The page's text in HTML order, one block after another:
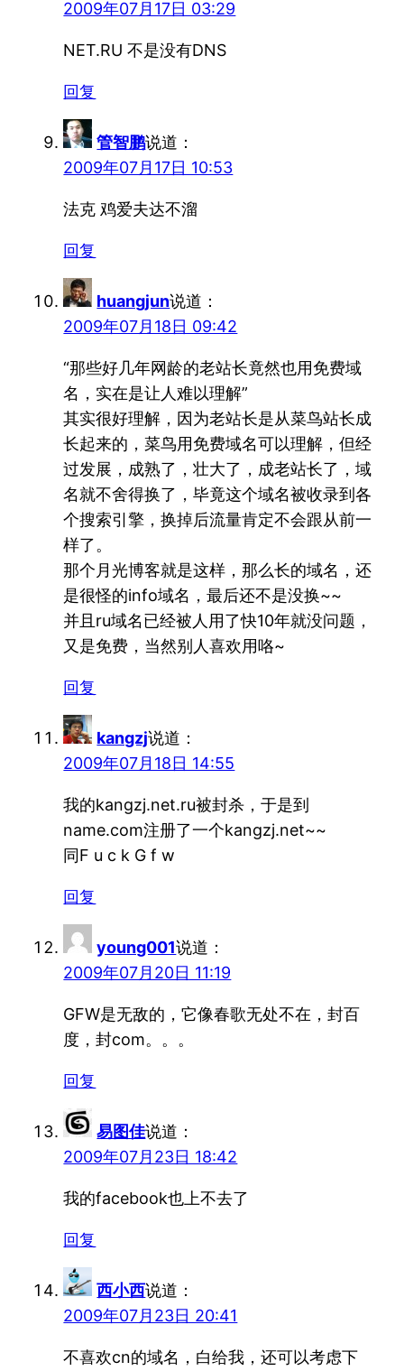
2009年07月17日 03:29
NET.RU 不是没有DNS
回复
管智鹏说道：
2009年07月17日 10:53
法克 鸡爱夫达不溜
回复
huangjun说道：
2009年07月18日 09:42
“那些好几年网龄的老站长竟然也用免费域
名，实在是让人难以理解”
其实很好理解，因为老站长是从菜鸟站长成
长起来的，菜鸟用免费域名可以理解，但经
过发展，成熟了，壮大了，成老站长了，域
名就不舍得换了，毕竟这个域名被收录到各
个搜索引擎，换掉后流量肯定不会跟从前一
样了。
那个月光博客就是这样，那么长的域名，还
是很怪的info域名，最后还不是没换~~
并且ru域名已经被人用了快10年就没问题，
又是免费，当然别人喜欢用咯~
回复
kangzj说道：
2009年07月18日 14:55
我的kangzj.net.ru被封杀，于是到
name.com注册了一个kangzj.net~~
同F u c k G f w
回复
young001说道：
2009年07月20日 11:19
GFW是无敌的，它像春歌无处不在，封百
度，封com。。。
回复
易图佳说道：
2009年07月23日 18:42
我的facebook也上不去了
回复
西小西说道：
2009年07月23日 20:41
不喜欢cn的域名，白给我，还可以考虑下